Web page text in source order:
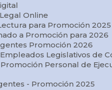
Online
para Promoción 2025
a Promoción para 2026
Promoción 2026
Legislativos de
Personal de
- Promoción 2025